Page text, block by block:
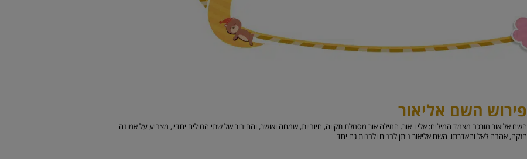
פירוש השם אליאור
השם אליאור מורכב מצמד המילים: אלי ו-אור. המילה אור מסמלת תקווה, חיוביות, שמחה ואושר, והחיבור של שתי המילים יחדיו, מצביע על אמונה
חזקה, אהבה לאל והאדרתו. השם אליאור ניתן לבנים ולבנות גם יחד